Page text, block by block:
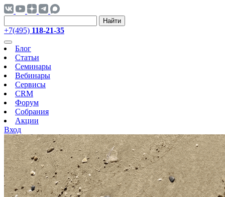
Найти
+7(495) 118-21-35
Блог
Статьи
Семинары
Вебинары
Сервисы
CRM
Форум
Собрания
Акции
Вход